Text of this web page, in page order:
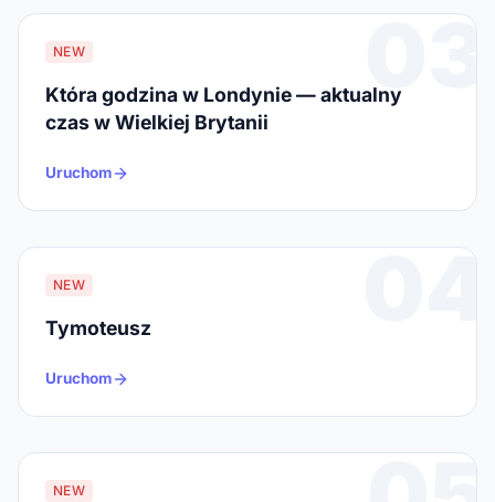
03
NEW
Która godzina w Londynie — aktualny
czas w Wielkiej Brytanii
Uruchom
04
NEW
Tymoteusz
Uruchom
NEW